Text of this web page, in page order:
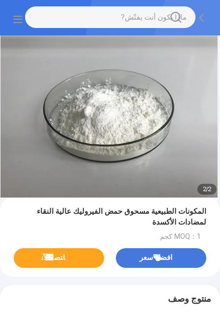
2
/
2
المكونات الطبيعية مسحوق حمض الفيروليك عالية النقاء
لمضادات الأكسدة
MOQ：1 كجم
افضل سعر ﺎﺘﺼﻟ ﺍﻶﻧ
منتوج وصف